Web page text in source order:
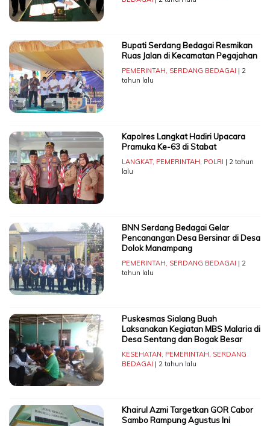
Bupati Serdang Bedagai Resmikan
Ruas Jalan di Kecamatan Pegajahan
PEMERINTAH, SERDANG BEDAGAI | 2
tahun lalu
Kapolres Langkat Hadiri Upacara
Pramuka Ke-63 di Stabat
LANGKAT, PEMERINTAH, POLRI | 2 tahun
lalu
BNN Serdang Bedagai Gelar
Pencanangan Desa Bersinar di Desa
Dolok Manampang
PEMERINTAH, SERDANG BEDAGAI | 2
tahun lalu
Puskesmas Sialang Buah
Laksanakan Kegiatan MBS Malaria di
Desa Sentang dan Bogak Besar
KESEHATAN, PEMERINTAH, SERDANG
BEDAGAI | 2 tahun lalu
Khairul Azmi Targetkan GOR Cabor
Sambo Rampung Agustus Ini